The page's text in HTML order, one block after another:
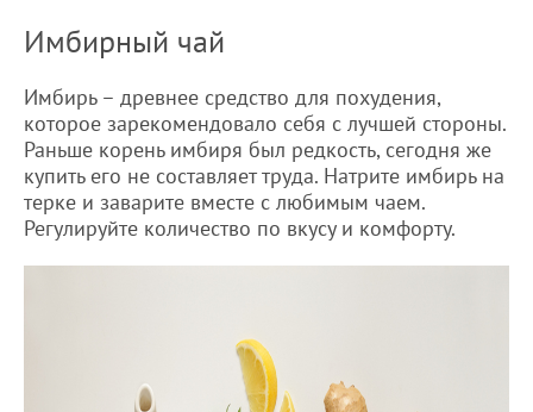
Имбирный чай
Имбирь – древнее средство для похудения,
которое зарекомендовало себя с лучшей стороны.
Раньше корень имбиря был редкость, сегодня же
купить его не составляет труда. Натрите имбирь на
терке и заварите вместе с любимым чаем.
Регулируйте количество по вкусу и комфорту.